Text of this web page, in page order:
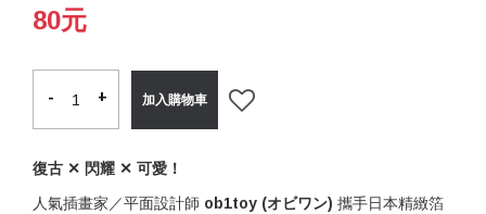
80元
- +
- + 加入購物車
復古 ✕ 閃耀 ✕ 可愛！
人氣插畫家／平面設計師 ob1toy (オビワン) 攜手日本精緻箔